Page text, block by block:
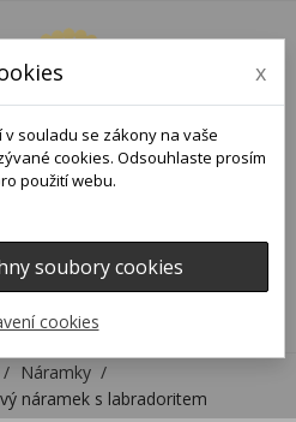
Náramky
náramek s labradoritem
x
souladu se zákony na vaše
cookies. Odsouhlaste prosím
použití webu.
soubory cookies
cookies